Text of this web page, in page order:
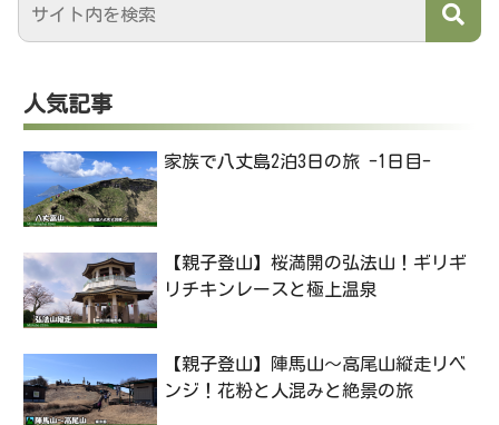
人気記事
家族で八丈島2泊3日の旅 -1日目-
【親子登山】桜満開の弘法山！ギリギ
リチキンレースと極上温泉
【親子登山】陣馬山〜高尾山縦走リベ
ンジ！花粉と人混みと絶景の旅